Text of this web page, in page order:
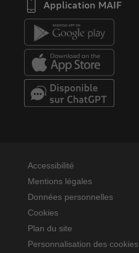
Application MAIF
Accessibilité
Mentions légales
Données personnelles
Cookies
Plan du site
Personnalisation des cookies